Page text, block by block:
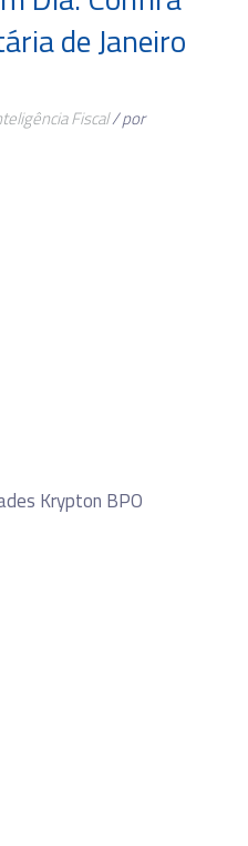
de Janeiro
Fiscal/ por
Krypton BPO